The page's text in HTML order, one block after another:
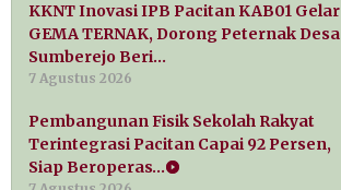
KKNT Inovasi IPB Pacitan KAB01 Gelar
GEMA TERNAK, Dorong Peternak Desa
Sumberejo Beri…
7 Agustus 2026
Pembangunan Fisik Sekolah Rakyat
Terintegrasi Pacitan Capai 92 Persen,
Siap Beroperas…